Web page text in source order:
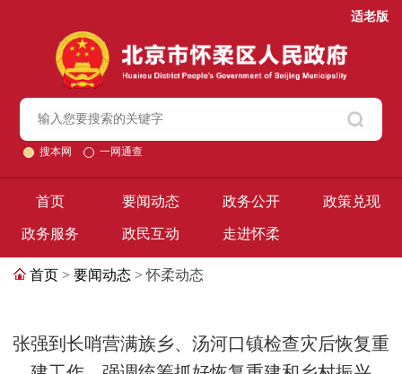
适老版
搜本网 一网通查
首页 要闻动态 政务公开 政策兑现
政务服务 政民互动 走进怀柔
首页 > 要闻动态 > 怀柔动态
张强到长哨营满族乡、汤河口镇检查灾后恢复重